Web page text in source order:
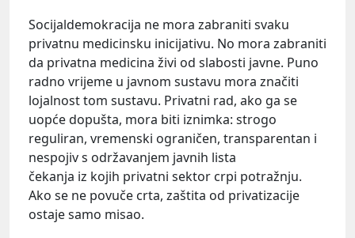
Socijaldemokracija ne mora zabraniti svaku
privatnu medicinsku inicijativu. No mora zabraniti
da privatna medicina živi od slabosti javne. Puno
radno vrijeme u javnom sustavu mora značiti
lojalnost tom sustavu. Privatni rad, ako ga se
uopće dopušta, mora biti iznimka: strogo
reguliran, vremenski ograničen, transparentan i
nespojiv s održavanjem javnih lista
čekanja iz kojih privatni sektor crpi potražnju.
Ako se ne povuče crta, zaštita od privatizacije
ostaje samo misao.